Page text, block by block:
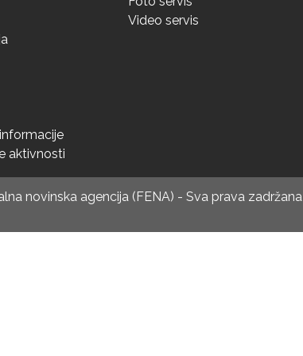
aktivnosti
Video servis
novinska agencija (FENA) - Sva prava zadržana